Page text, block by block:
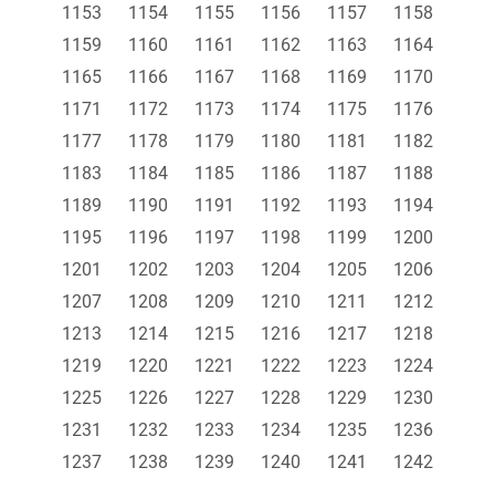
1153 1154 1155 1156 1157
1158
1159
1160 1161 1162 1163
1164
1165
1166 1167 1168 1169
1170
1171
1172 1173 1174 1175
1176
1177
1178 1179 1180 1181
1182
1183
1184 1185 1186 1187
1188
1189
1190 1191 1192 1193
1194
1195
1196 1197 1198 1199
1200
1201
1202 1203 1204 1205
1206
1207
1208 1209 1210 1211
1212
1213
1214 1215 1216 1217
1218
1219
1220 1221 1222 1223
1224
1225
1226 1227 1228 1229
1230
1231
1232 1233 1234 1235
1236
1237
1238 1239 1240 1241
1242